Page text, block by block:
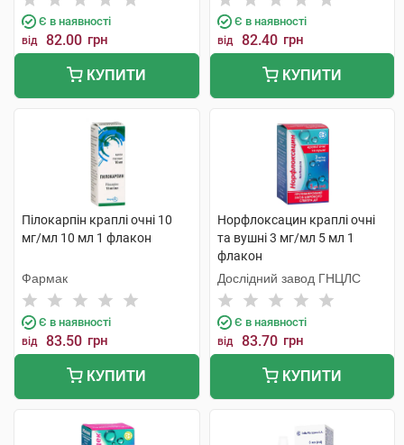
Є в наявності
від 82.00 грн
КУПИТИ
Є в наявності
від 82.40 грн
КУПИТИ
Пілокарпін краплі очні 10
мг/мл 10 мл 1 флакон
Фармак
Є в наявності
від 83.50 грн
КУПИТИ
Норфлоксацин краплі очні
та вушні 3 мг/мл 5 мл 1
флакон
Дослідний завод ГНЦЛС
Є в наявності
від 83.70 грн
КУПИТИ